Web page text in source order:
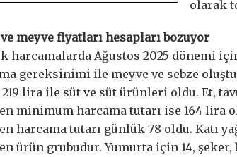
olarak
ve meyve fiyatları hesapları bozuyor
harcamalarda Ağustos 2025 dönemi
gereksinimi ile meyve ve sebze
lira ile süt ve süt ürünleri oldu. Et,
minimum harcama tutarı ise 164 lira
harcama tutarı günlük 78 oldu. Katı
ürün grubudur. Yumurta için 14,